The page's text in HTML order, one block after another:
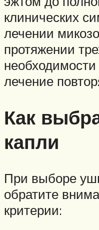
клинических
лечении
протяжении
лечение
Как
капли
При выборе
обратите
критерии: